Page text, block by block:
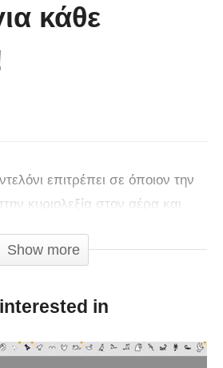
κάθε
επιτρέπει σε όποιον την
κυριολεξία στον αέρα και
Show more
in